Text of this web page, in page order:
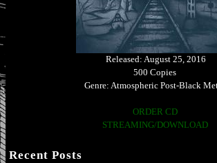
Released: August 25, 2016
500 Copies
Genre: Atmospheric Post-Black
ORDER CD
STREAMING/DOWNLOAD
Recent Posts